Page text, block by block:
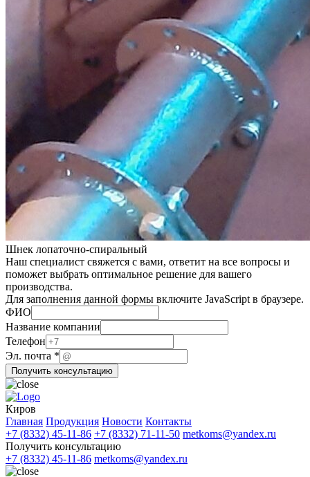
Шнек лопаточно-спиральный
Наш специалист свяжется с вами, ответит на все вопросы и
поможет выбрать оптимальное решение для вашего
производства.
Для заполнения данной формы включите JavaScript в браузере.
почта
Телефон
Название
ФИО
Название компании
Телефон
Эл. почта *
Получить консультацию
Киров
Главная Продукция Новости Контакты
+7 (8332) 45-11-86 +7 (8332) 71-11-50 metkoms@yandex.ru
Получить консультацию
+7 (8332) 45-11-86 metkoms@yandex.ru